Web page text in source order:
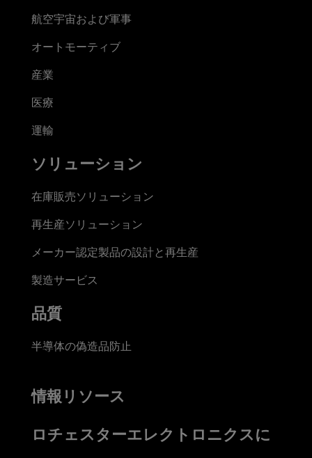
航空宇宙および軍事
オートモーティブ
産業
医療
運輸
ソリューション
在庫販売ソリューション
再生産ソリューション
メーカー認定製品の設計と再生産
製造サービス
品質
半導体の偽造品防止
情報リソース
ロチェスターエレクトロニクスに